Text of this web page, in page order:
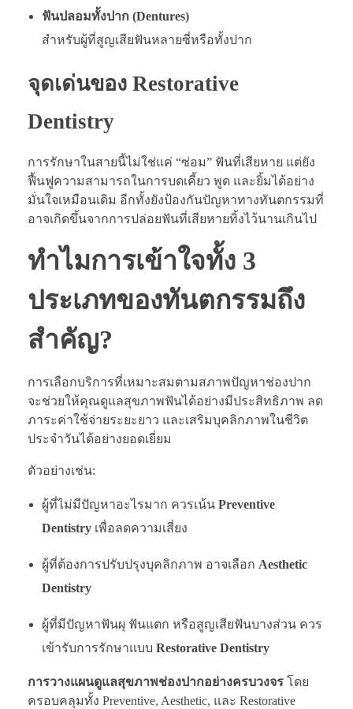
ฟันปลอมทั้งปาก (Dentures)
สำหรับผู้ที่สูญเสียฟันหลายซี่หรือทั้งปาก
จุดเด่นของ Restorative
Dentistry
การรักษาในสายนี้ไม่ใช่แค่ “ซ่อม” ฟันที่เสียหาย แต่ยัง
ฟื้นฟูความสามารถในการบดเคี้ยว พูด และยิ้มได้อย่าง
มั่นใจเหมือนเดิม อีกทั้งยังป้องกันปัญหาทางทันตกรรมที่
อาจเกิดขึ้นจากการปล่อยฟันที่เสียหายทิ้งไว้นานเกินไป
ทำไมการเข้าใจทั้ง 3
ประเภทของทันตกรรมถึง
สำคัญ?
การเลือกบริการที่เหมาะสมตามสภาพปัญหาช่องปาก
จะช่วยให้คุณดูแลสุขภาพฟันได้อย่างมีประสิทธิภาพ ลด
ภาระค่าใช้จ่ายระยะยาว และเสริมบุคลิกภาพในชีวิต
ประจำวันได้อย่างยอดเยี่ยม
ตัวอย่างเช่น:
ผู้ที่ไม่มีปัญหาอะไรมาก ควรเน้น Preventive
Dentistryเพื่อลดความเสี่ยง
ผู้ที่ต้องการปรับปรุงบุคลิกภาพ อาจเลือก Aesthetic
Dentistry
ผู้ที่มีปัญหาฟันผุ ฟันแตก หรือสูญเสียฟันบางส่วน ควร
เข้ารับการรักษาแบบ Restorative Dentistry
การวางแผนดูแลสุขภาพช่องปากอย่างครบวงจร โดย
ครอบคลุมทั้ง Preventive, Aesthetic, และ Restorative